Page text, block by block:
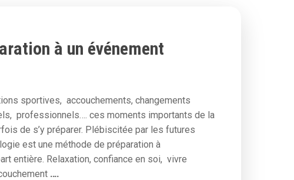
à un événement
sportives, accouchements, changements
professionnels…. ces moments importants de la
de s’y préparer. Plébiscitée par les futures
est une méthode de préparation à
entière. Relaxation, confiance en soi, vivre
….